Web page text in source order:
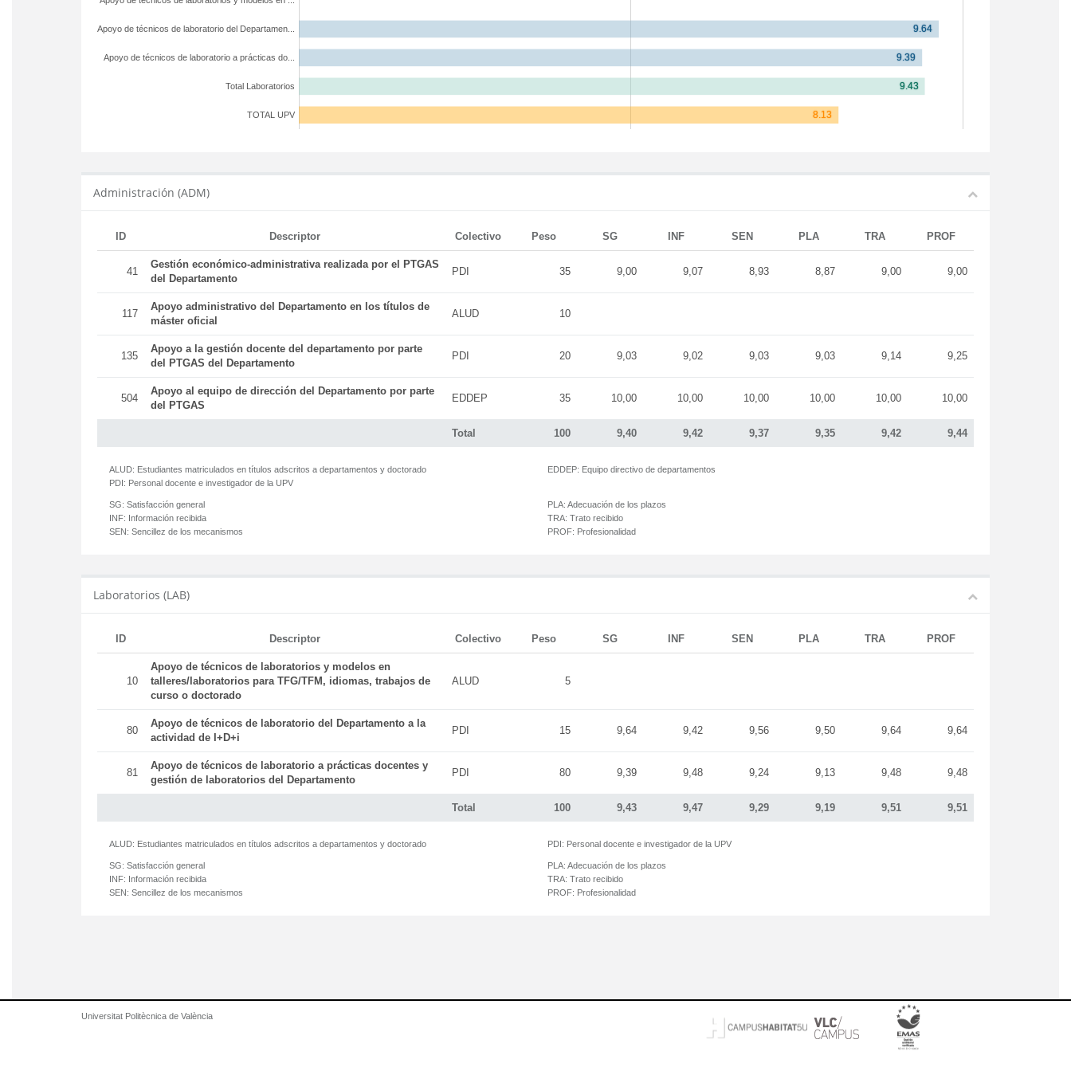
TOTAL UPV
Total Laboratorios
Apoyo de técnicos de laboratorio a prácticas do...
Apoyo de técnicos de laboratorio del Departamen...
Administración (ADM)
ID Descriptor Colectivo Peso SG INF SEN PLA TRA PROF
Total 100 9,40 9,42 9,37 9,35 9,42 9,44
41
Gestión económico-administrativa realizada por el PTGAS
del Departamento
PDI 35 9,00 9,07 8,93 8,87 9,00 9,00
117
Apoyo administrativo del Departamento en los títulos de
máster oficial
ALUD 10
135
Apoyo a la gestión docente del departamento por parte
del PTGAS del Departamento
PDI 20 9,03 9,02 9,03 9,03 9,14 9,25
504
Apoyo al equipo de dirección del Departamento por parte
del PTGAS
EDDEP 35 10,00 10,00 10,00 10,00 10,00 10,00
ALUD: Estudiantes matriculados en títulos adscritos a departamentos y doctorado
PDI: Personal docente e investigador de la UPV
EDDEP: Equipo directivo de departamentos
SG: Satisfacción general
INF: Información recibida
SEN: Sencillez de los mecanismos
PLA: Adecuación de los plazos
TRA: Trato recibido
PROF: Profesionalidad
Laboratorios (LAB)
ID Descriptor Colectivo Peso SG INF SEN PLA TRA PROF
Total 100 9,43 9,47 9,29 9,19 9,51 9,51
10
Apoyo de técnicos de laboratorios y modelos en
talleres/laboratorios para TFG/TFM, idiomas, trabajos de
curso o doctorado
ALUD 5
80
Apoyo de técnicos de laboratorio del Departamento a la
actividad de I+D+i
PDI 15 9,64 9,42 9,56 9,50 9,64 9,64
81
Apoyo de técnicos de laboratorio a prácticas docentes y
gestión de laboratorios del Departamento
PDI 80 9,39 9,48 9,24 9,13 9,48 9,48
ALUD: Estudiantes matriculados en títulos adscritos a departamentos y doctorado PDI: Personal docente e investigador de la UPV
SG: Satisfacción general
INF: Información recibida
SEN: Sencillez de los mecanismos
PLA: Adecuación de los plazos
TRA: Trato recibido
PROF: Profesionalidad
Universitat Politècnica de València